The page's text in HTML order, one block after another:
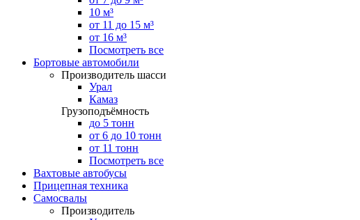
10 м³
от 11 до 15 м³
от 16 м³
Посмотреть все
Бортовые автомобили
Производитель шасси
Урал
Камаз
Грузоподъёмность
до 5 тонн
от 6 до 10 тонн
от 11 тонн
Посмотреть все
Вахтовые автобусы
Прицепная техника
Самосвалы
Производитель